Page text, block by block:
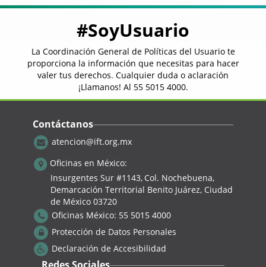
Anterior
1 2
…
92
Siguiente
“En caso de presentar algún problema de
accesibilidad con los documentos e
información publicada, escríbanos a la
llámenos al teléfono: 55 5015 4000 para
poder proporcionarle la información
<< Regresar
¿Tienes alguna queja de tu servicio?
¡Repórtalaaquí
#SoyUsuario
La Coordinación General de Políticas del Usuario te
proporciona la información que necesitas para hacer
valer tus derechos. Cualquier duda o aclaración
¡Llamanos! Al 55 5015 4000.
Contáctanos
atencion@ift.org.mx
Oficinas en México:
Insurgentes Sur #1143, Col. Nochebuena,
Demarcación Territorial Benito Juárez, Ciudad
de México 03720
Oficinas México: 55 5015 4000
Protección de Datos Personales
Declaración de Accesibilidad